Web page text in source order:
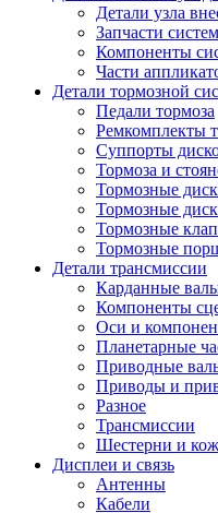
Детали узла
Запчасти
Компоненты
Части
Детали тормозной
Педали тормоза
Ремкомплекты
Суппорты
Тормоза и
Тормозные
Тормозные
Тормозные
Тормозные
Детали трансмиссии
Карданные
Компоненты
Оси и
Планетарные
Приводные
Приводы и
Разное
Трансмиссии
Шестерни и
Дисплеи и связь
Антенны
Кабели